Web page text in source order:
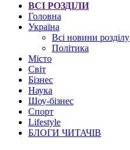
ВСІ РОЗДІЛИ
Головна
Україна
Всі новини розділу
Політика
Місто
Світ
Бізнес
Наука
Шоу-бізнес
Спорт
Lifestyle
БЛОГИ ЧИТАЧІВ